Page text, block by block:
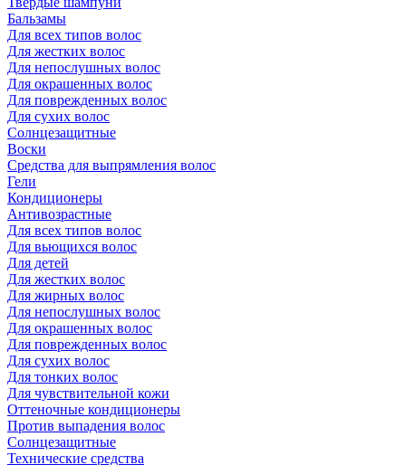
Бальзамы
Для всех типов волос
Для жестких волос
Для непослушных волос
Для окрашенных волос
Для поврежденных волос
Для сухих волос
Солнцезащитные
Воски
Средства для выпрямления волос
Гели
Кондиционеры
Антивозрастные
Для всех типов волос
Для вьющихся волос
Для детей
Для жестких волос
Для жирных волос
Для непослушных волос
Для окрашенных волос
Для поврежденных волос
Для сухих волос
Для тонких волос
Для чувствительной кожи
Оттеночные кондиционеры
Против выпадения волос
Солнцезащитные
Технические средства